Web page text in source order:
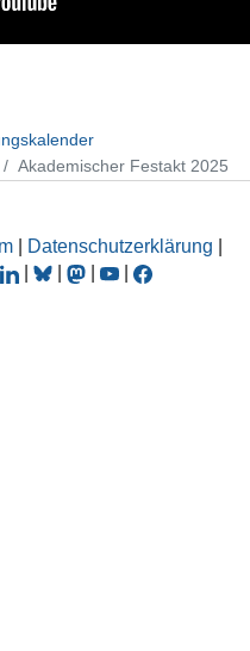
Akademischer Festakt 2025
Datenschutzerklärung